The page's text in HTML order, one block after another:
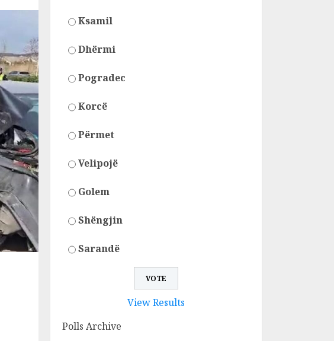
Ksamil
Dhërmi
Pogradec
Korcë
Përmet
Velipojë
Golem
Shëngjin
Sarandë
View Results
Polls Archive